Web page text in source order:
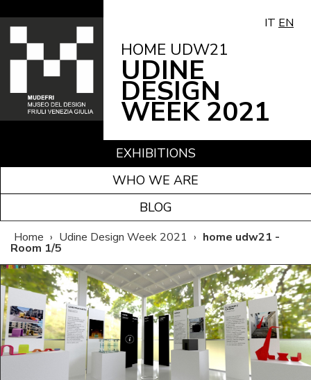
IT EN
HOME UDW21
UDINE
DESIGN
WEEK 2021
EXHIBITIONS
WHO WE ARE
BLOG
Home › Udine Design Week 2021 › home udw21 -
Room 1/5